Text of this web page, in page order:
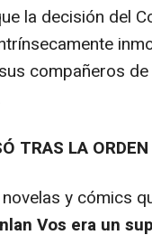
la decisión del
compañeros de
TRAS LA
y cómics
Vos era un